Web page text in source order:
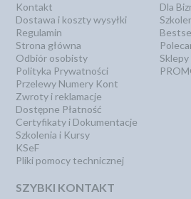
Kontakt
Dostawa i koszty wysyłki
Regulamin
Strona główna
Odbiór osobisty
Polityka Prywatności
Przelewy Numery Kont
Zwroty i reklamacje
Dostępne Płatność
Certyfikaty i Dokumentacje
Szkolenia i Kursy
KSeF
Pliki pomocy technicznej
Dla
SZYBKI KONTAKT